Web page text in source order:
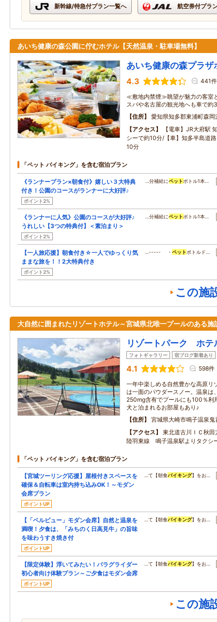
新幹線/特急付プラン一覧へ 航空券付プラ
あいち健康の森公園に佇むホテル【天然温泉・駐車場無料】
あいち健康の森プラザ
4.3 441件
≪敷地内禁煙≫眺望が魅力の客室
スパや名古屋の観光地へも車で
住所
愛知県知多郡東浦町森岡
アクセス
【電車】JR大府駅
シーで約10分/【車】知多半島道
10分
「ペット バイキング」を含む宿泊プラン
《ランナープラン×朝食付》嬉しい３大特典
付き！公園のコースがランナーに大好評♪
ポイント2%
…分補給にペット ボトル1本…
《ランナーに人気》公園のコースが大好評♪
うれしい【3つの特典付】＜素泊まり＞
ポイント2%
…分補給にペット ボトル1本…
【一人旅応援】朝食付き☆一人でゆっくり気
ままな旅を！！2大特典付き
ポイント2%
…----- ・ ペット ボトルド…
この施
大自然に囲まれたリゾートホテル～宮城県北唯一プールのある施
リゾートパーク ホテ
フォトギャラリー 宿ブログ新着あり
4.1 598件
一年中楽しめる自然豊かな高原リ
は一面のパウダースノー。温泉は
250mg含有でプールにも100％
犬と泊まれるお部屋もあり♪
住所
宮城県大崎市鳴子温泉
アクセス
東北道古川ＩＣ秋
陸羽東線 鳴子温泉駅よりタクシ
「ペット バイキング」を含む宿泊プラン
【宮城ツーリング応援】屋根付きスペースを
確保＆自転車は室内持ち込みOK！～モダン
会席プラン
ポイントUP
…て【朝食バイキング】をお…
【「ベルビュー」モダン会席】自然と温泉を
満喫！夕食は、「みちのく日高見牛」の旨味
を味わうすき焼き付
ポイントUP
…て【朝食バイキング】をお…
【限定体験】浮いてみたい！パラグライダー
初心者向け体験プラン～ご夕食はモダン会席
ポイントUP
…て【朝食バイキング】をお…
この施